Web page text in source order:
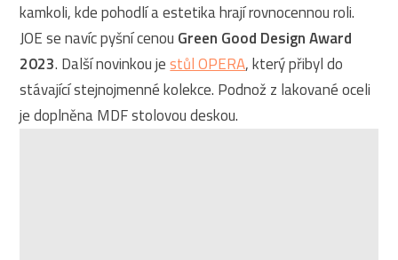
kamkoli, kde pohodlí a estetika hrají rovnocennou roli.
JOE se navíc pyšní cenou Green Good Design Award
2023. Další novinkou jestůl OPERA, který přibyl do
stávající stejnojmenné kolekce. Podnož z lakované oceli
je doplněna MDF stolovou deskou.